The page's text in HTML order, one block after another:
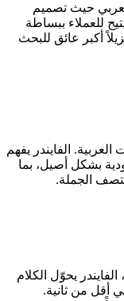
حيث تصميم
للعملاء ببساطة
أكبر عائق للبحث
الفايندر يفهم
بشكل أصيل، بما
الجملة.
يحوّل الكلام
أقل من ثانية.